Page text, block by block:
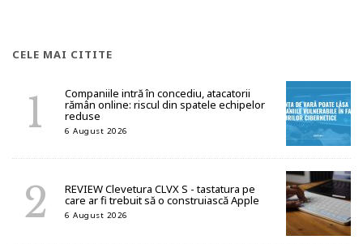
CELE MAI CITITE
Companiile intră în concediu, atacatorii
rămân online: riscul din spatele echipelor
reduse
6 August 2026
REVIEW Clevetura CLVX S - tastatura pe
care ar fi trebuit să o construiască Apple
6 August 2026